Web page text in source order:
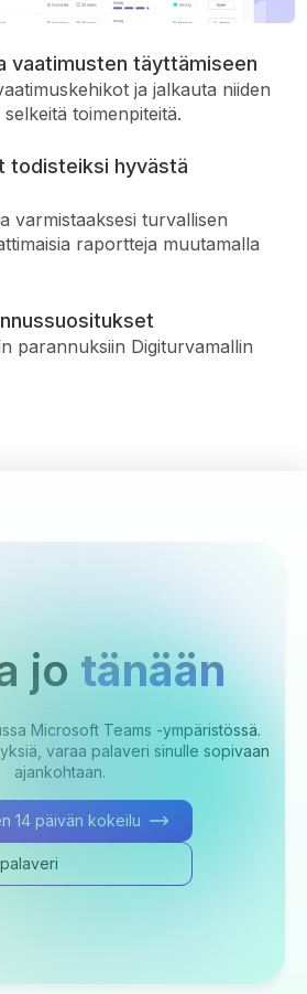
vaatimusten täyttämiseen
ja jalkauta niiden
toimenpiteitä.
todisteiksi hyvästä
varmistaaksesi turvallisen
​​raportteja muutamalla
parannuksiin Digiturvamallin
jo tänään
Microsoft Teams -ympäristössä.
varaa palaveri sinulle sopivaan
ajankohtaan.
14 päivän kokeilu